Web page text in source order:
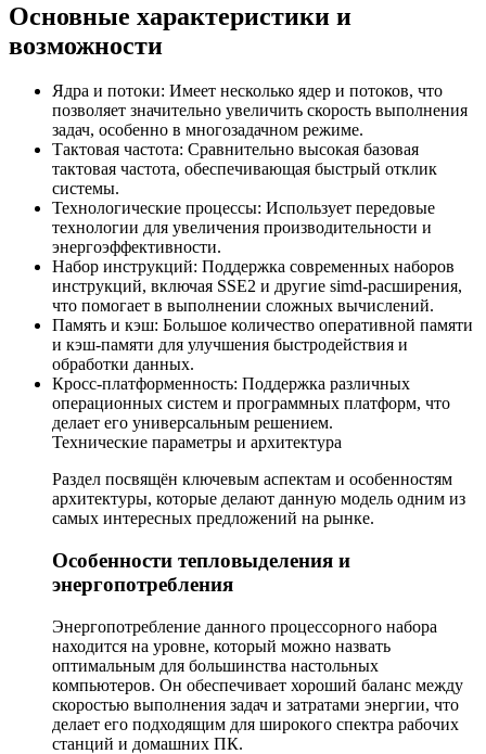
Основные характеристики и
возможности
Ядра и потоки: Имеет несколько ядер и потоков, что
позволяет значительно увеличить скорость выполнения
задач, особенно в многозадачном режиме.
Тактовая частота: Сравнительно высокая базовая
тактовая частота, обеспечивающая быстрый отклик
системы.
Технологические процессы: Использует передовые
технологии для увеличения производительности и
энергоэффективности.
Набор инструкций: Поддержка современных наборов
инструкций, включая SSE2 и другие simd-расширения,
что помогает в выполнении сложных вычислений.
Память и кэш: Большое количество оперативной памяти
и кэш-памяти для улучшения быстродействия и
обработки данных.
Кросс-платформенность: Поддержка различных
операционных систем и программных платформ, что
делает его универсальным решением.
Технические параметры и архитектура
Раздел посвящён ключевым аспектам и особенностям
архитектуры, которые делают данную модель одним из
самых интересных предложений на рынке.
Особенности тепловыделения и
энергопотребления
Энергопотребление данного процессорного набора
находится на уровне, который можно назвать
оптимальным для большинства настольных
компьютеров. Он обеспечивает хороший баланс между
скоростью выполнения задач и затратами энергии, что
делает его подходящим для широкого спектра рабочих
станций и домашних ПК.